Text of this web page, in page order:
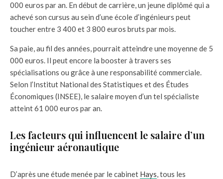
000 euros par an. En début de carrière, un jeune diplômé qui a
achevé son cursus au sein d’une école d’ingénieurs peut
toucher entre 3 400 et 3 800 euros bruts par mois.
Sa paie, au fil des années, pourrait atteindre une moyenne de 5
000 euros. Il peut encore la booster à travers ses
spécialisations ou grâce à une responsabilité commerciale.
Selon l’Institut National des Statistiques et des Études
Économiques (INSEE), le salaire moyen d’un tel spécialiste
atteint 61 000 euros par an.
Les facteurs qui influencent le salaire d’un
ingénieur aéronautique
D’après une étude menée par le cabinet Hays, tous les